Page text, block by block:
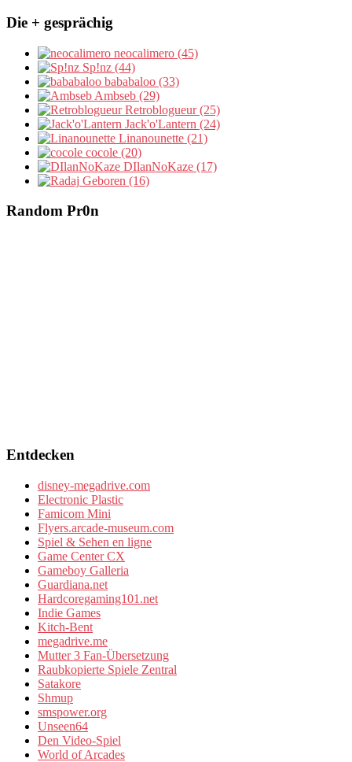
Die + gesprächig
neocalimero (45)
Sp!nz (44)
bababaloo (33)
Ambseb (29)
Retroblogueur (25)
Jack'o'Lantern (24)
Linanounette (21)
cocole (20)
DIlanNoKaze (17)
Geboren (16)
Random Pr0n
Entdecken
disney-megadrive.com
Electronic Plastic
Famicom Mini
Flyers.arcade-museum.com
Spiel & Sehen en ligne
Game Center CX
Gameboy Galleria
Guardiana.net
Hardcoregaming101.net
Indie Games
Kitch-Bent
megadrive.me
Mutter 3 Fan-Übersetzung
Raubkopierte Spiele Zentral
Satakore
Shmup
smspower.org
Unseen64
Den Video-Spiel
World of Arcades